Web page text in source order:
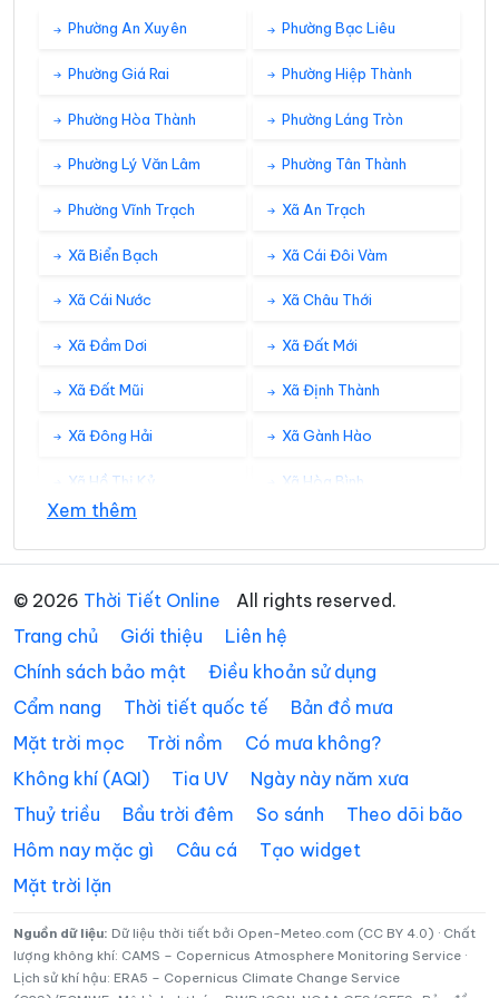
03:00 27°/33° Mây đen u ám
27° 32° Mưa rào nhẹ
06:00 27°/ Mây đen u ám
07:00 27° Mây đen u ám
34°
11:00 35°
12:00 / 35° Mây đen u ám
13:00 31°/36° Mưa rào nhẹ
14:00
15:00 /34°
Dông kèm mưa
đá
Phường An Xuyên Phường Bạc Liêu
Phường Giá Rai Phường Hiệp Thành
Phường Hòa Thành Phường Láng Tròn
Phường Lý Văn Lâm Phường Tân Thành
Phường Vĩnh Trạch Xã An Trạch
Xã Biển Bạch Xã Cái Đôi Vàm
Xã Cái Nước Xã Châu Thới
Xã Đầm Dơi Xã Đất Mới
Xã Đất Mũi Xã Định Thành
Xã Đông Hải Xã Gành Hào
Xã Hồ Thị Kỷ Xã Hòa Bình
Xã Khánh Hưng
Xã Khánh Lâm Xã Long Điền
Xã Lương Thế Trân Xã Nguyễn Phích
Xã Nguyễn Việt Khái Xã Ninh Quới
Xã Phong Hiệp Xã Phong Thạnh
Xã Phú Mỹ
Xã Phước Long Xã Quách Phẩm
Xã Sông Đốc Xã Tạ An Khương
Xem thêm
© 2026 Thời Tiết Online
All rights reserved.
Trang chủ
Giới thiệu
Liên hệ
Chính sách bảo mật
Điều khoản sử dụng
Cẩm nang
Thời tiết quốc tế
Bản đồ mưa
Mặt trời mọc
Trời nồm
Có mưa không?
Không khí (AQI)
Tia UV
Ngày này năm xưa
Thuỷ triều
Bầu trời đêm So sánh
Theo dõi bão
Hôm nay mặc gì
Câu cá
Tạo widget
Mặt trời lặn
Nguồn dữ liệu: Dữ liệu thời tiết bởi Open-Meteo.com (CC BY 4.0) · Chất
lượng không khí: CAMS – Copernicus Atmosphere Monitoring Service ·
Lịch sử khí hậu: ERA5 – Copernicus Climate Change Service